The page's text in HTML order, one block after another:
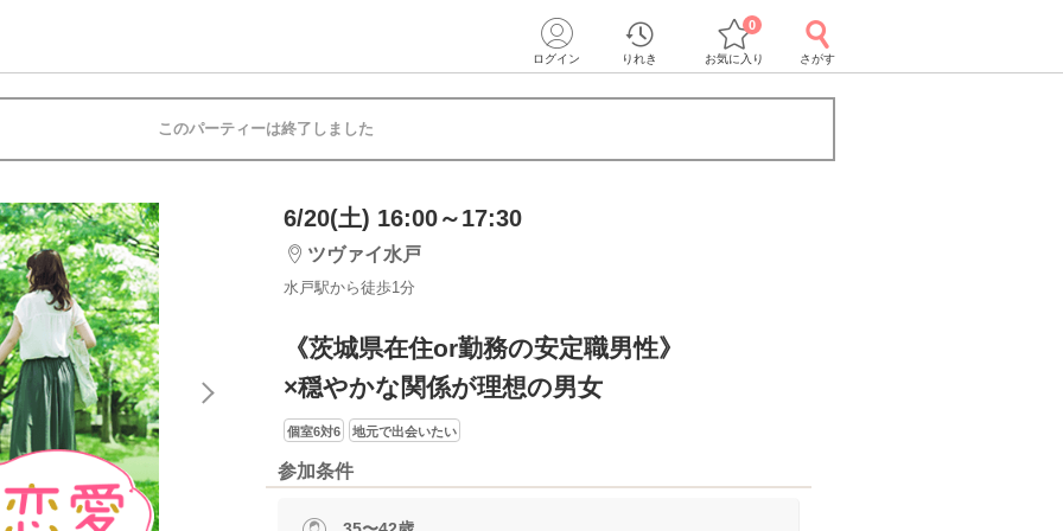
ログイン りれき お気に入り
0
さがす
このパーティーは終了しました
6/20(土) 16:00～17:30
ツヴァイ水戸
水戸駅から徒歩1分
《茨城県在住or勤務の安定職男性》
×穏やかな関係が理想の男女
個室6対6 地元で出会いたい
参加条件